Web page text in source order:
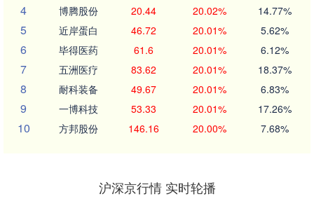
4 博腾股份 20.44 20.02% 14.77%
5 近岸蛋白 46.72 20.01% 5.62%
6 毕得医药 61.6 20.01% 6.12%
7 五洲医疗 83.62 20.01% 18.37%
8 耐科装备 49.67 20.01% 6.83%
9 一博科技 53.33 20.01% 17.26%
10 方邦股份 146.16 20.00% 7.68%
沪深京行情 实时轮播